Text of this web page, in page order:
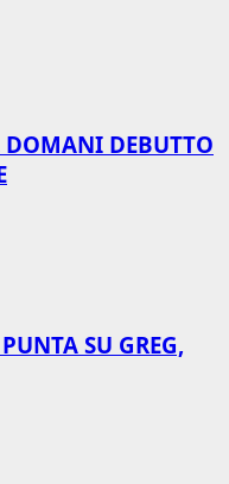
DOMANI DEBUTTO
SU GREG,